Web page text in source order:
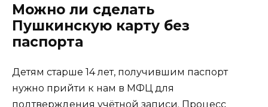
Можно ли сделать
Пушкинскую карту без
паспорта
Детям старше 14 лет, получившим паспорт
нужно прийти к нам в МФЦ для
подтверждения учётной записи. Процесс